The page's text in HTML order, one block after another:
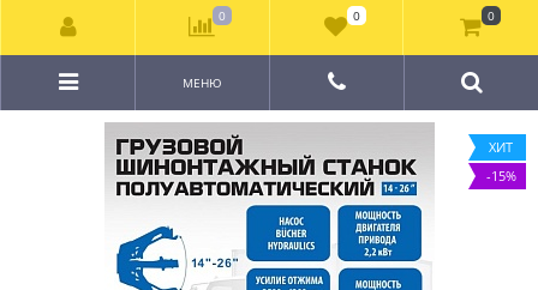
МЕНЮ
ХИТ
-15%
0 0 0